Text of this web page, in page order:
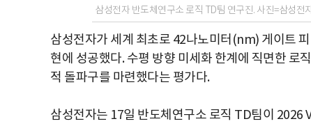
삼성전자 반도체연구소 로직 TD팀 연구진. 사진=삼성전
삼성전자가 세계 최초로 42나노미터(nm) 게이트
현에 성공했다. 수평 방향 미세화 한계에 직면한 로
적 돌파구를 마련했다는 평가다.
삼성전자는 17일 반도체연구소 로직 TD팀이